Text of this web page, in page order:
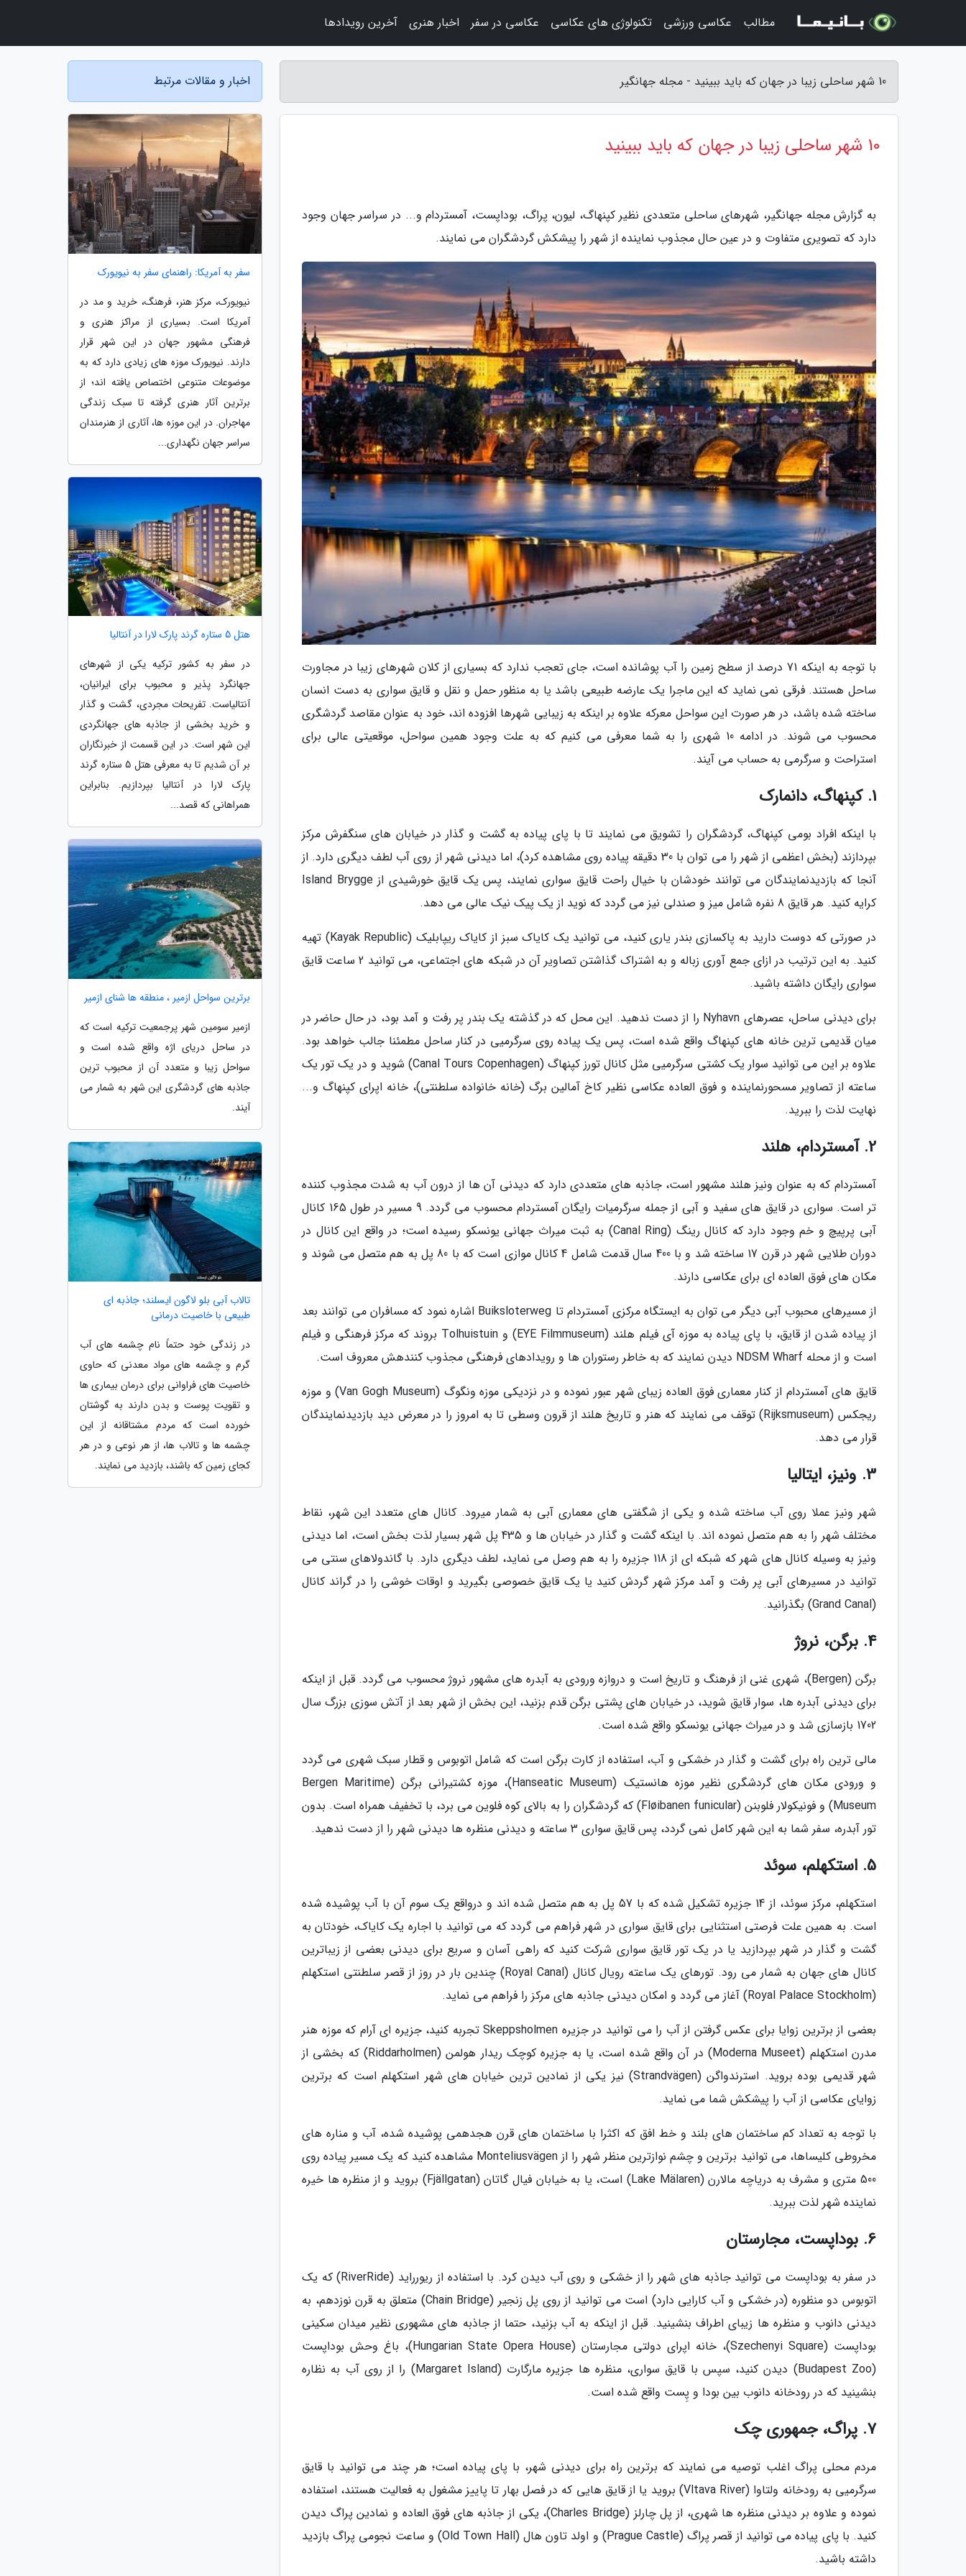
10 شهر ساحلی زیبا در جهان که باید ببینید - مجله جهانگیر
10 شهر ساحلی زیبا در جهان که باید ببینید
به گزارش مجله جهانگیر، شهرهای ساحلی متعددی نظیر کپنهاگ، لیون، پراگ، بوداپست، آمستردام و... در سراسر جهان وجود
دارد که تصویری متفاوت و در عین حال مجذوب نماینده از شهر را پیشکش گردشگران می نمایند.
با توجه به اینکه 71 درصد از سطح زمین را آب پوشانده است، جای تعجب ندارد که بسیاری از کلان شهرهای زیبا در مجاورت
ساحل هستند. فرقی نمی نماید که این ماجرا یک عارضه طبیعی باشد یا به منظور حمل و نقل و قایق سواری به دست انسان
ساخته شده باشد، در هر صورت این سواحل معرکه علاوه بر اینکه به زیبایی شهرها افزوده اند، خود به عنوان مقاصد گردشگری
محسوب می شوند. در ادامه 10 شهری را به شما معرفی می کنیم که به علت وجود همین سواحل، موقعیتی عالی برای
استراحت و سرگرمی به حساب می آیند.
1. کپنهاگ، دانمارک
با اینکه افراد بومی کپنهاگ، گردشگران را تشویق می نمایند تا با پای پیاده به گشت و گذار در خیابان های سنگفرش مرکز
بپردازند (بخش اعظمی از شهر را می توان با 30 دقیقه پیاده روی مشاهده کرد)، اما دیدنی شهر از روی آب لطف دیگری دارد. از
آنجا که بازدیدنمایندگان می توانند خودشان با خیال راحت قایق سواری نمایند، پس یک قایق خورشیدی از Island Brygge
کرایه کنید. هر قایق 8 نفره شامل میز و صندلی نیز می گردد که نوید از یک پیک نیک عالی می دهد.
در صورتی که دوست دارید به پاکسازی بندر یاری کنید، می توانید یک کایاک سبز از کایاک ریپابلیک (Kayak Republic) تهیه
کنید. به این ترتیب در ازای جمع آوری زباله و به اشتراک گذاشتن تصاویر آن در شبکه های اجتماعی، می توانید 2 ساعت قایق
سواری رایگان داشته باشید.
برای دیدنی ساحل، عصرهای Nyhavn را از دست ندهید. این محل که در گذشته یک بندر پر رفت و آمد بود، در حال حاضر در
میان قدیمی ترین خانه های کپنهاگ واقع شده است، پس یک پیاده روی سرگرمیی در کنار ساحل مطمئنا جالب خواهد بود.
علاوه بر این می توانید سوار یک کشتی سرگرمیی مثل کانال تورز کپنهاگ (Canal Tours Copenhagen) شوید و در یک تور یک
ساعته از تصاویر مسحورنماینده و فوق العاده عکاسی نظیر کاخ آمالین برگ (خانه خانواده سلطنتی)، خانه اپرای کپنهاگ و...
نهایت لذت را ببرید.
2. آمستردام، هلند
آمستردام که به عنوان ونیز هلند مشهور است، جاذبه های متعددی دارد که دیدنی آن ها از درون آب به شدت مجذوب کننده
تر است. سواری در قایق های سفید و آبی از جمله سرگرمیات رایگان آمستردام محسوب می گردد. 9 مسیر در طول 165 کانال
آبی پرپیچ و خم وجود دارد که کانال رینگ (Canal Ring) به ثبت میراث جهانی یونسکو رسیده است؛ در واقع این کانال در
دوران طلایی شهر در قرن 17 ساخته شد و با 400 سال قدمت شامل 4 کانال موازی است که با 80 پل به هم متصل می شوند و
مکان های فوق العاده ای برای عکاسی دارند.
از مسیرهای محبوب آبی دیگر می توان به ایستگاه مرکزی آمستردام تا Buiksloterweg اشاره نمود که مسافران می توانند بعد
از پیاده شدن از قایق، با پای پیاده به موزه آی فیلم هلند (EYE Filmmuseum) و Tolhuistuin بروند که مرکز فرهنگی و فیلم
است و از محله NDSM Wharf دیدن نمایند که به خاطر رستوران ها و رویدادهای فرهنگی مجذوب کنندهش معروف است.
قایق های آمستردام از کنار معماری فوق العاده زیبای شهر عبور نموده و در نزدیکی موزه ونگوگ (Van Gogh Museum) و موزه
ریجکس (Rijksmuseum) توقف می نمایند که هنر و تاریخ هلند از قرون وسطی تا به امروز را در معرض دید بازدیدنمایندگان
قرار می دهد.
3. ونیز، ایتالیا
شهر ونیز عملا روی آب ساخته شده و یکی از شگفتی های معماری آبی به شمار میرود. کانال های متعدد این شهر، نقاط
مختلف شهر را به هم متصل نموده اند. با اینکه گشت و گذار در خیابان ها و 435 پل شهر بسیار لذت بخش است، اما دیدنی
ونیز به وسیله کانال های شهر که شبکه ای از 118 جزیره را به هم وصل می نماید، لطف دیگری دارد. با گاندولاهای سنتی می
توانید در مسیرهای آبی پر رفت و آمد مرکز شهر گردش کنید یا یک قایق خصوصی بگیرید و اوقات خوشی را در گراند کانال
(Grand Canal) بگذرانید.
4. برگن، نروژ
برگن (Bergen)، شهری غنی از فرهنگ و تاریخ است و دروازه ورودی به آبدره های مشهور نروژ محسوب می گردد. قبل از اینکه
برای دیدنی آبدره ها، سوار قایق شوید، در خیابان های پشتی برگن قدم بزنید، این بخش از شهر بعد از آتش سوزی بزرگ سال
1702 بازسازی شد و در میراث جهانی یونسکو واقع شده است.
مالی ترین راه برای گشت و گذار در خشکی و آب، استفاده از کارت برگن است که شامل اتوبوس و قطار سبک شهری می گردد
و ورودی مکان های گردشگری نظیر موزه هانستیک (Hanseatic Museum)، موزه کشتیرانی برگن (Bergen Maritime
Museum) و فونیکولار فلوبنن (Fløibanen funicular) که گردشگران را به بالای کوه فلوین می برد، با تخفیف همراه است. بدون
تور آبدره، سفر شما به این شهر کامل نمی گردد، پس قایق سواری 3 ساعته و دیدنی منظره ها دیدنی شهر را از دست ندهید.
5. استکهلم، سوئد
استکهلم، مرکز سوئد، از 14 جزیره تشکیل شده که با 57 پل به هم متصل شده اند و درواقع یک سوم آن با آب پوشیده شده
است. به همین علت فرصتی استثنایی برای قایق سواری در شهر فراهم می گردد که می توانید با اجاره یک کایاک، خودتان به
گشت و گذار در شهر بپردازید یا در یک تور قایق سواری شرکت کنید که راهی آسان و سریع برای دیدنی بعضی از زیباترین
کانال های جهان به شمار می رود. تورهای یک ساعته رویال کانال (Royal Canal) چندین بار در روز از قصر سلطنتی استکهلم
(Royal Palace Stockholm) آغاز می گردد و امکان دیدنی جاذبه های مرکز را فراهم می نماید.
بعضی از برترین زوایا برای عکس گرفتن از آب را می توانید در جزیره Skeppsholmen تجربه کنید، جزیره ای آرام که موزه هنر
مدرن استکهلم (Moderna Museet) در آن واقع شده است، یا به جزیره کوچک ریدار هولمن (Riddarholmen) که بخشی از
شهر قدیمی بوده بروید. استرندواگن (Strandvägen) نیز یکی از نمادین ترین خیابان های شهر استکهلم است که برترین
زوایای عکاسی از آب را پیشکش شما می نماید.
با توجه به تعداد کم ساختمان های بلند و خط افق که اکثرا با ساختمان های قرن هجدهمی پوشیده شده، آب و مناره های
مخروطی کلیساها، می توانید برترین و چشم نوازترین منظر شهر را از Monteliusvägen مشاهده کنید که یک مسیر پیاده روی
500 متری و مشرف به دریاچه مالارن (Lake Mälaren) است، یا به خیابان فیال گاتان (Fjällgatan) بروید و از منظره ها خیره
نماینده شهر لذت ببرید.
6. بوداپست، مجارستان
در سفر به بوداپست می توانید جاذبه های شهر را از خشکی و روی آب دیدن کرد. با استفاده از ریورراید (RiverRide) که یک
اتوبوس دو منظوره (در خشکی و آب کارایی دارد) است می توانید از روی پل زنجیر (Chain Bridge) متعلق به قرن نوزدهم، به
دیدنی دانوب و منظره ها زیبای اطراف بنشینید. قبل از اینکه به آب بزنید، حتما از جاذبه های مشهوری نظیر میدان سکینی
بوداپست (Szechenyi Square)، خانه اپرای دولتی مجارستان (Hungarian State Opera House)، باغ وحش بوداپست
(Budapest Zoo) دیدن کنید، سپس با قایق سواری، منظره ها جزیره مارگارت (Margaret Island) را از روی آب به نظاره
بنشینید که در رودخانه دانوب بین بودا و پِست واقع شده است.
7. پراگ، جمهوری چک
مردم محلی پراگ اغلب توصیه می نمایند که برترین راه برای دیدنی شهر، با پای پیاده است؛ هر چند می توانید با قایق
سرگرمیی به رودخانه ولتاوا (Vltava River) بروید یا از قایق هایی که در فصل بهار تا پاییز مشغول به فعالیت هستند، استفاده
نموده و علاوه بر دیدنی منظره ها شهری، از پل چارلز (Charles Bridge)، یکی از جاذبه های فوق العاده و نمادین پراگ دیدن
کنید. با پای پیاده می توانید از قصر پراگ (Prague Castle) و اولد تاون هال (Old Town Hall) و ساعت نجومی پراگ بازدید
داشته باشید.
اخبار و مقالات مرتبط
سفر به آمریکا: راهنمای سفر به نیویورک
نیویورک، مرکز هنر، فرهنگ، خرید و مد در
آمریکا است. بسیاری از مراکز هنری و
فرهنگی مشهور جهان در این شهر قرار
دارند. نیویورک موزه های زیادی دارد که به
موضوعات متنوعی اختصاص یافته اند؛ از
برترین آثار هنری گرفته تا سبک زندگی
مهاجران. در این موزه ها، آثاری از هنرمندان
سراسر جهان نگهداری...
هتل 5 ستاره گرند پارک لارا در آنتالیا
در سفر به کشور ترکیه یکی از شهرهای
جهانگرد پذیر و محبوب برای ایرانیان،
آنتالیاست. تفریحات مجردی، گشت و گذار
و خرید بخشی از جاذبه های جهانگردی
این شهر است. در این قسمت از خبرنگاران
بر آن شدیم تا به معرفی هتل 5 ستاره گرند
پارک لارا در آنتالیا بپردازیم. بنابراین
همراهانی که قصد...
برترین سواحل ازمیر ، منطقه ها شنای ازمیر
ازمیر سومین شهر پرجمعیت ترکیه است که
در ساحل دریای اژه واقع شده است و
سواحل زیبا و متعدد آن از محبوب ترین
جاذبه های گردشگری این شهر به شمار می
آیند.
تالاب آبی بلو لاگون ایسلند؛ جاذبه ای
طبیعی با خاصیت درمانی
در زندگی خود حتماً نام چشمه های آب
گرم و چشمه های مواد معدنی که حاوی
خاصیت های فراوانی برای درمان بیماری ها
و تقویت پوست و بدن دارند به گوشتان
خورده است که مردم مشتاقانه از این
چشمه ها و تالاب ها، از هر نوعی و در هر
کجای زمین که باشند، بازدید می نمایند.
مطالب عکاسی ورزشی تکنولوژی های عکاسی عکاسی در سفر اخبار هنری آخرین رویدادها